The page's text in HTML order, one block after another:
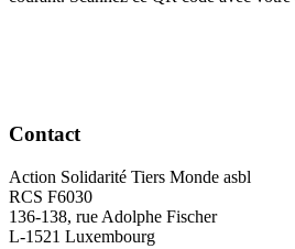
Contact
Action Solidarité Tiers Monde asbl
RCS F6030
136-138, rue Adolphe Fischer
L-1521 Luxembourg